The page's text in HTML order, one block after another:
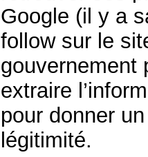
Google (il y a
follow sur le
gouvernement
extraire
pour donner
légitimité.